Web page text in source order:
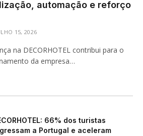
automação e reforço
15, 2026
na DECORHOTEL contribui para o
da empresa…
66% dos turistas
a Portugal e aceleram